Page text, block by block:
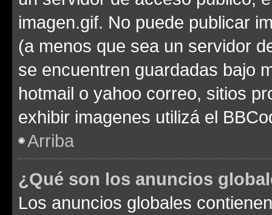
imagen.gif. No puede publicar
(a menos que sea un servidor
se encuentren guardadas bajo
hotmail o yahoo correo, sitios
exhibir imagenes utilizá el
Arriba
¿Qué son los anuncios
Los anuncios globales